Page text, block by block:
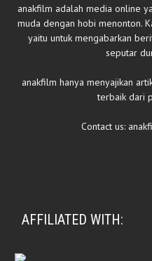
anakfilm adalah media online
muda dengan hobi menonton.
yaitu untuk mengabarkan
seputar
anakfilm hanya menyajikan
terbaik dari
Contact us:
AFFILIATED WITH: